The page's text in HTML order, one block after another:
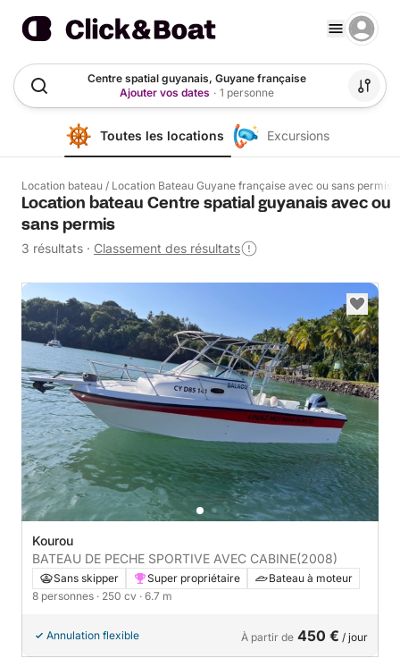
Centre spatial guyanais, Guyane française
Ajouter vos dates · 1 personne
Toutes les locations Excursions
Location bateau / Location Bateau Guyane française avec ou sans permis
Location bateau Centre spatial guyanais avec ou
sans permis
3 résultats · Classement des résultats
Kourou
BATEAU DE PECHE SPORTIVE AVEC CABINE(2008)
Sans skipper Super propriétaire
Bateau à moteur
8 personnes · 250 cv · 6.7 m
Annulation flexible À partir de 450 € / jour